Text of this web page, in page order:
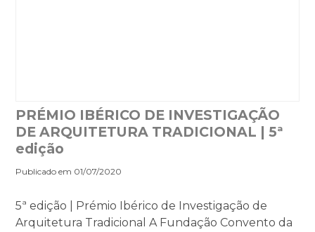
PRÉMIO IBÉRICO DE INVESTIGAÇÃO
DE ARQUITETURA TRADICIONAL | 5ª
edição
Publicado em 01/07/2020
5ª edição | Prémio Ibérico de Investigação de
Arquitetura Tradicional A Fundação Convento da